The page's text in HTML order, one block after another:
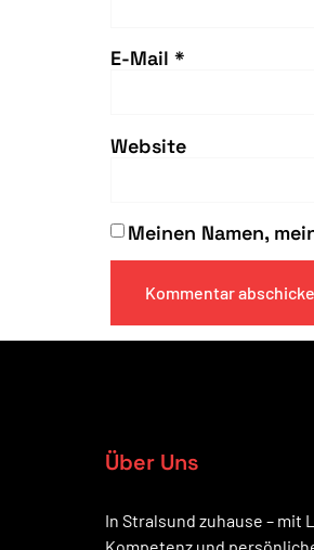
E-Mail *
Website
Meinen Namen,
Über Uns
In Stralsund zuhause – mit